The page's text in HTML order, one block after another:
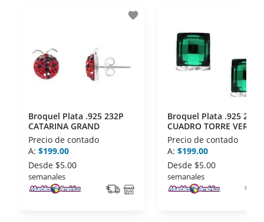
disposiciones legales y Códigos de Ética de la
- Nos encontramos en la lista de socios Activos de
la Asociación de Internet.MX.
favorite
Broquel Plata .925 232P
CATARINA GRAND
Precio de contado
A: $199.00
Desde $5.00
semanales
Broquel Plata .925 203P
CUADRO TORRE VERDE
Precio de contado
A: $199.00
Desde $5.00
semanales